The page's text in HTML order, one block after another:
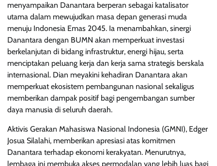
menyampaikan Danantara berperan sebagai katalisator
utama dalam mewujudkan masa depan generasi muda
menuju Indonesia Emas 2045. Ia menambahkan, sinergi
Danantara dengan BUMN akan memperkuat investasi
berkelanjutan di bidang infrastruktur, energi hijau, serta
menciptakan peluang kerja dan kerja sama strategis berskala
internasional. Dian meyakini kehadiran Danantara akan
memperkuat ekosistem pembangunan nasional sekaligus
memberikan dampak positif bagi pengembangan sumber
daya manusia di seluruh daerah.
Aktivis Gerakan Mahasiswa Nasional Indonesia (GMNI), Edger
Josua Silalahi, memberikan apresiasi atas komitmen
Danantara terhadap ekonomi kerakyatan. Menurutnya,
lembaga ini membuka akses permodalan yang lebih luas bagi